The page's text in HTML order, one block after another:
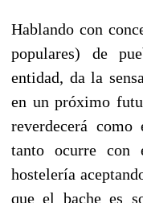
Hablando con
populares) de
entidad, da la
en un próximo
reverdecerá
tanto ocurre
hostelería
que el bache es